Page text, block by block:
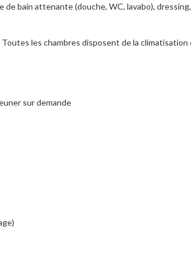
de bain attenante (douche, WC, lavabo),
les chambres disposent de la climatisation
sur demande